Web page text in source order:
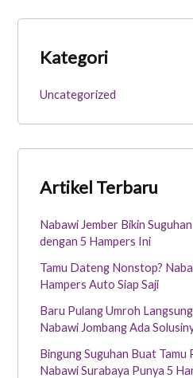
Kategori
Uncategorized
Artikel Terbaru
Nabawi Jember Bikin
dengan 5 Hampers Ini
Tamu Dateng Nonstop?
Hampers Auto Siap Saji
Baru Pulang Umroh
Nabawi Jombang Ada
Bingung Suguhan Buat Tamu
Nabawi Surabaya Punya 5